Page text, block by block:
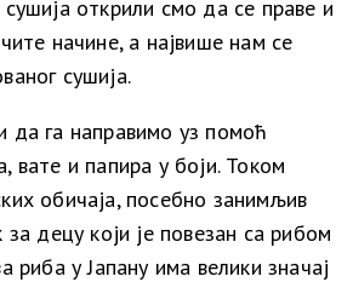
сушија открили смо да се праве и
начине, а највише нам се
сушија.
да га направимо уз помоћ
вате и папира у боји. Током
обичаја, посебно занимљив
децу који је повезан са рибом
риба у Јапану има велики значај